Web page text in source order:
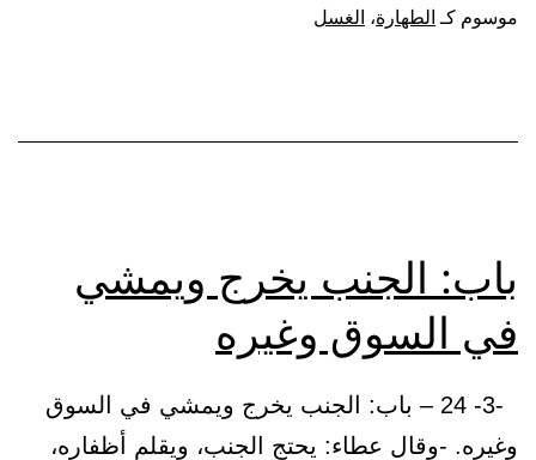
وتأخذ
فرصة
فتتبع
موسوم كـ الطهارة، الغسل
باب: الجنب يخرج ويمشي
في السوق وغيره
-3- 24 – باب: الجنب يخرج ويمشي في السوق
وغيره. -وقال عطاء: يحتج الجنب، ويقلم أظفاره،